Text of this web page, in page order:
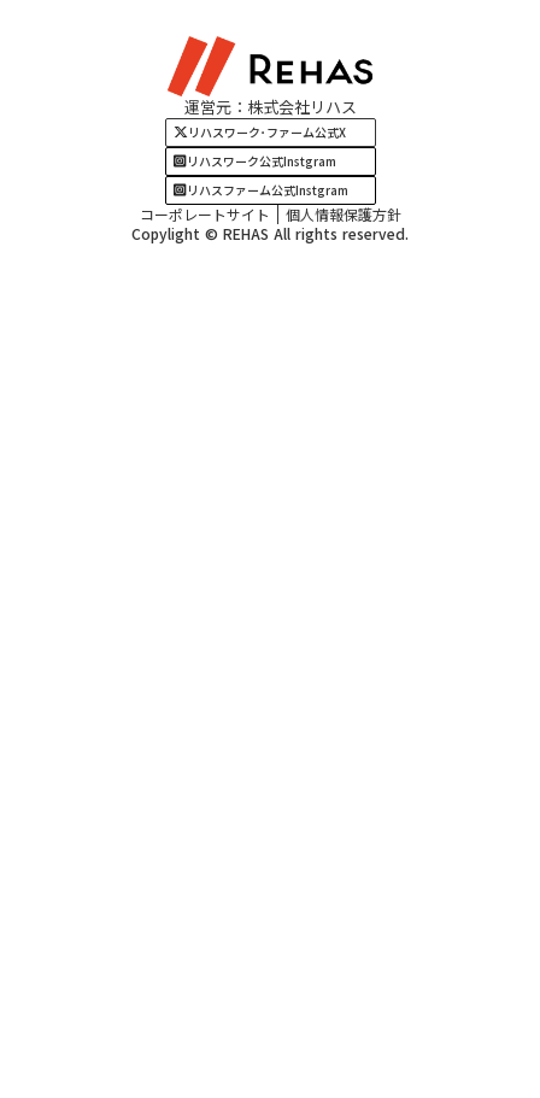
四国・九州エリア運営元：株式会社リハス
リハスワーク･ファーム公式X
リハスワーク公式Instgram
リハスファーム公式Instgram
コーポレートサイト
個人情報保護方針
Copylight © REHAS All rights reserved.